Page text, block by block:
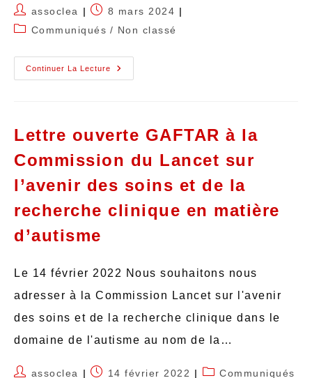
assoclea
8 mars 2024
Communiqués / Non classé
Continuer La Lecture
Lettre ouverte GAFTAR à la
Commission du Lancet sur
l’avenir des soins et de la
recherche clinique en matière
d’autisme
Le 14 février 2022 Nous souhaitons nous
adresser à la Commission Lancet sur l'avenir
des soins et de la recherche clinique dans le
domaine de l'autisme au nom de la…
assoclea 14 février 2022 Communiqués